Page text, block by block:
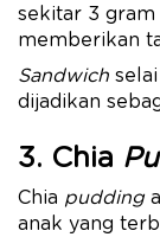
sekitar 3 gram
memberikan
Sandwich
dijadikan
3. Chia
Chia pudding
anak yang